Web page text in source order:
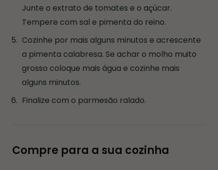
Junte o extrato de tomates e o açúcar.
Tempere com sal e pimenta do reino.
Cozinhe por mais alguns minutos e acrescente
a pimenta calabresa. Se achar o molho muito
grosso coloque mais água e cozinhe mais
alguns minutos.
Finalize com o parmesão ralado.
Compre para a sua cozinha